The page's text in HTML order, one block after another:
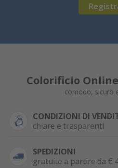
Colorificio
comodo, sicuro
CONDIZIONI DI
chiare e trasparenti
SPEDIZIONI
gratuite a partire da €